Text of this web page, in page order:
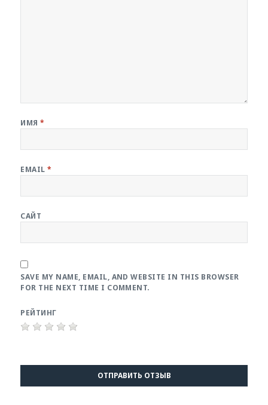
ИМЯ*
EMAIL*
САЙТ
SAVE MY NAME, EMAIL, AND WEBSITE IN THIS BROWSER
FOR THE NEXT TIME I COMMENT.
РЕЙТИНГ